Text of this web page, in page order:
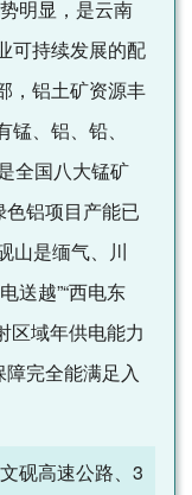
明显，是云南
可持续发展的配
，铝土矿资源丰
、铝、铅、
全国八大锰矿
铝项目产能已
山是缅气、川
送越”“西电东
区域年供电能力
完全能满足入
砚高速公路、3